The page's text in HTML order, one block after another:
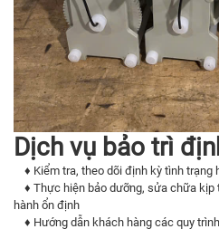
Dịch vụ bảo trì
♦ Kiểm tra, theo dõi định kỳ tình trạng
♦ Thực hiện bảo dưỡng, sửa chữa kịp
hành ổn định
♦ Hướng dẫn khách hàng các quy